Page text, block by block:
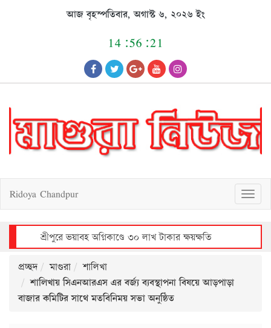
আজ বৃহস্পতিবার, অগাস্ট ৬, ২০২৬ ইং
14:56:22
T
o
g
g
l
a
t
Ridoya Chandpur
প্রচ্ছদ মাগুরা
শালিখা
শালিখায় সিএনআরএস এর বর্জ্য ব্যবস্থাপনা বিষয়ে আড়পাড়া
বাজার কমিটির সাথে মতবিনিময় সভা অনুষ্ঠিত